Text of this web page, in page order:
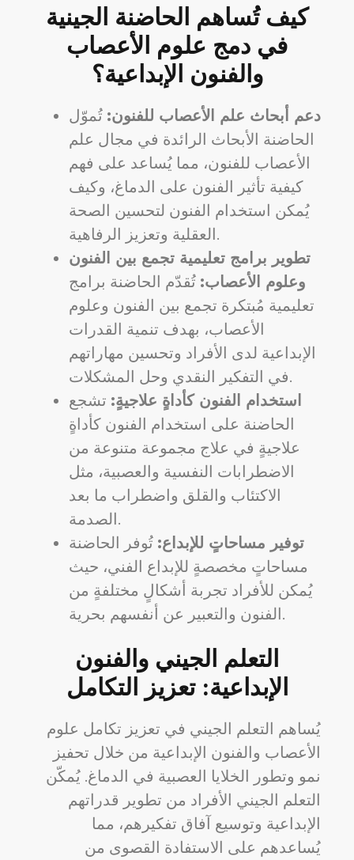
كيف تُساهم الحاضنة الجينية
في دمج علوم الأعصاب
والفنون الإبداعية؟
دعم أبحاث علم الأعصاب للفنون: تُموّل
الحاضنة الأبحاث الرائدة في مجال علم
الأعصاب للفنون، مما يُساعد على فهم
كيفية تأثير الفنون على الدماغ، وكيف
يُمكن استخدام الفنون لتحسين الصحة
العقلية وتعزيز الرفاهية.
تطوير برامج تعليمية تجمع بين الفنون
وعلوم الأعصاب: تُقدّم الحاضنة برامج
تعليمية مُبتكرة تجمع بين الفنون وعلوم
الأعصاب، بهدف تنمية القدرات
الإبداعية لدى الأفراد وتحسين مهاراتهم
في التفكير النقدي وحل المشكلات.
استخدام الفنون كأداةٍ علاجيةٍ: تشجع
الحاضنة على استخدام الفنون كأداةٍ
علاجيةٍ في علاج مجموعة متنوعة من
الاضطرابات النفسية والعصبية، مثل
الاكتئاب والقلق واضطراب ما بعد
الصدمة.
توفير مساحاتٍ للإبداع: تُوفر الحاضنة
مساحاتٍ مخصصةٍ للإبداع الفني، حيث
يُمكن للأفراد تجربة أشكالٍ مختلفةٍ من
الفنون والتعبير عن أنفسهم بحرية.
التعلم الجيني والفنون
الإبداعية: تعزيز التكامل
يُساهم التعلم الجيني في تعزيز تكامل علوم
الأعصاب والفنون الإبداعية من خلال تحفيز
نمو وتطور الخلايا العصبية في الدماغ. يُمكّن
التعلم الجيني الأفراد من تطوير قدراتهم
الإبداعية وتوسيع آفاق تفكيرهم، مما
يُساعدهم على الاستفادة القصوى من